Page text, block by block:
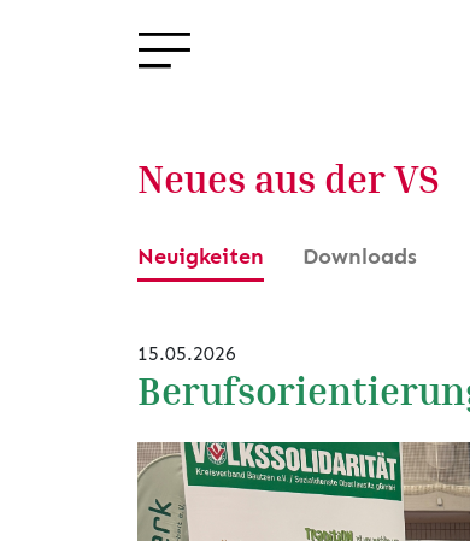
Neues aus der VS
Neuigkeiten Downloads
15.05.2026